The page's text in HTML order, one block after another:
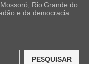
Rio Grande do
e da democracia
PESQUISAR